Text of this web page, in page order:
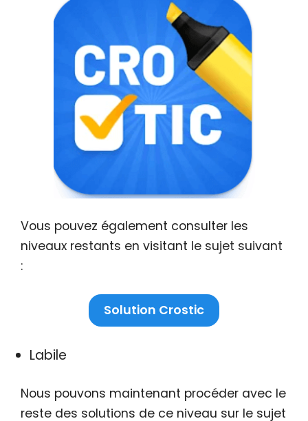
Vous pouvez également consulter les
niveaux restants en visitant le sujet suivant
:
Solution Crostic
Labile
Nous pouvons maintenant procéder avec le
reste des solutions de ce niveau sur le sujet